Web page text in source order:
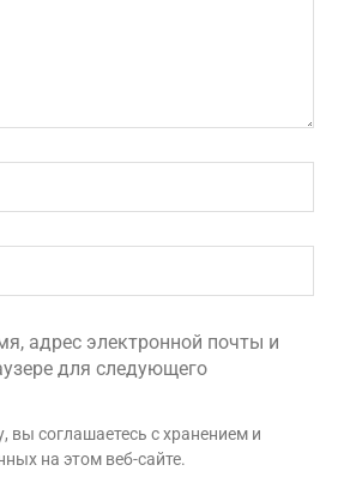
адрес электронной почты и
для следующего
вы соглашаетесь с хранением и
на этом веб-сайте.